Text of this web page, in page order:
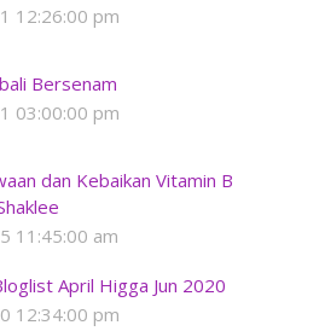
12:26:00 pm
Bersenam
03:00:00 pm
dan Kebaikan Vitamin B
11:45:00 am
April Higga Jun 2020
12:34:00 pm